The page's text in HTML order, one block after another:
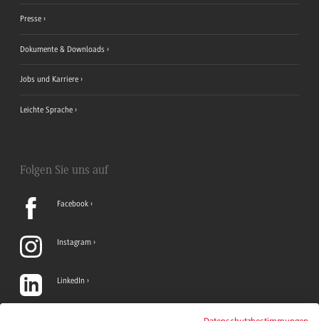
Presse
Dokumente & Downloads
Jobs und Karriere
Leichte Sprache
Folgen Sie uns auf
Facebook
Instagram
LinkedIn